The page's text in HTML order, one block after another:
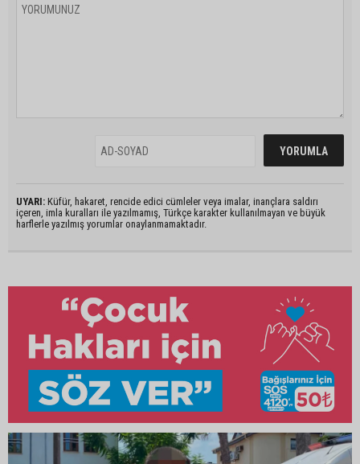
UYARI: Küfür, hakaret, rencide edici cümleler veya imalar, inançlara saldırı
içeren, imla kuralları ile yazılmamış, Türkçe karakter kullanılmayan ve büyük
harflerle yazılmış yorumlar onaylanmamaktadır.